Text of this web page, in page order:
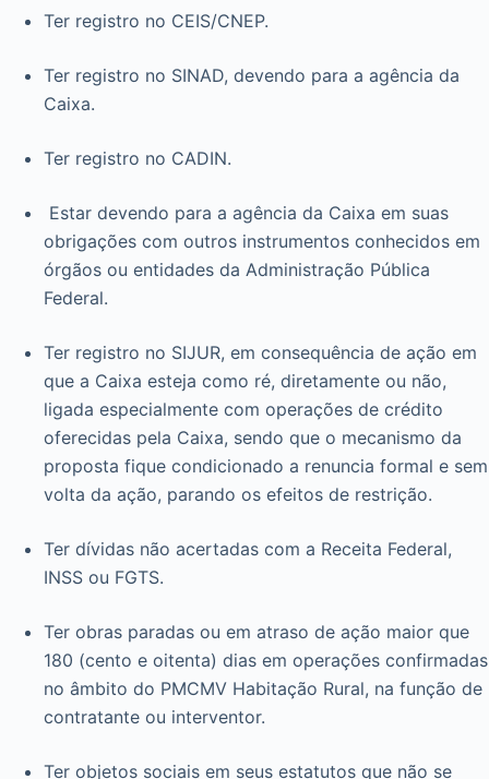
Ter registro no CEIS/CNEP.
Ter registro no SINAD, devendo para a agência da
Caixa.
Ter registro no CADIN.
Estar devendo para a agência da Caixa em suas
obrigações com outros instrumentos conhecidos em
órgãos ou entidades da Administração Pública
Federal.
Ter registro no SIJUR, em consequência de ação em
que a Caixa esteja como ré, diretamente ou não,
ligada especialmente com operações de crédito
oferecidas pela Caixa, sendo que o mecanismo da
proposta fique condicionado a renuncia formal e sem
volta da ação, parando os efeitos de restrição.
Ter dívidas não acertadas com a Receita Federal,
INSS ou FGTS.
Ter obras paradas ou em atraso de ação maior que
180 (cento e oitenta) dias em operações confirmadas
no âmbito do PMCMV Habitação Rural, na função de
contratante ou interventor.
Ter objetos sociais em seus estatutos que não se